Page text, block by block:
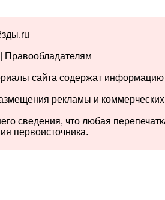
Правообладателям
сайта содержат информацию
рекламы и
сведения, что любая
первоисточника.